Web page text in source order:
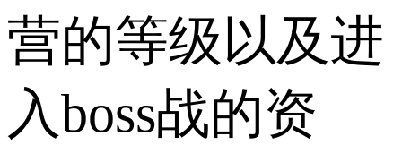
营的等级以及进
入boss战的资